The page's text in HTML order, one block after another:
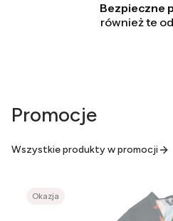
Bezpieczne
również te
Promocje
Wszystkie produkty w promocji
Okazja